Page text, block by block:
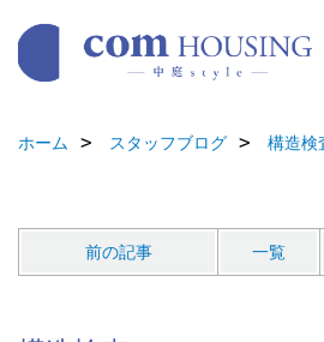
ホーム スタッフブログ 構造検
前の記事 一覧